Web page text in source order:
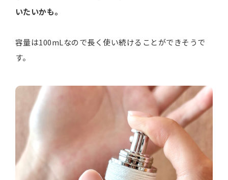
いたいかも。
容量は100mLなので長く使い続けることができそうで
す。